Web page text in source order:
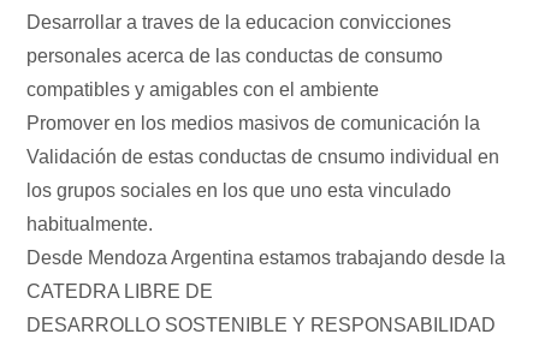
Desarrollar a traves de la educacion convicciones
personales acerca de las conductas de consumo
compatibles y amigables con el ambiente
Promover en los medios masivos de comunicación la
Validación de estas conductas de cnsumo individual en
los grupos sociales en los que uno esta vinculado
habitualmente.
Desde Mendoza Argentina estamos trabajando desde la
CATEDRA LIBRE DE
DESARROLLO SOSTENIBLE Y RESPONSABILIDAD